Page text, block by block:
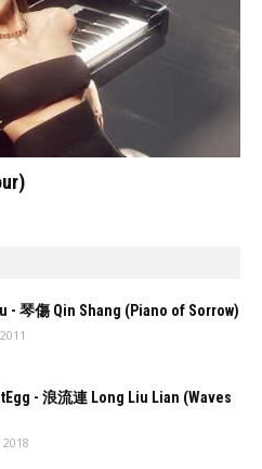
- 琴傷 Qin Shang (Piano of Sorrow)
- 浪流連 Long Liu Lian (Waves